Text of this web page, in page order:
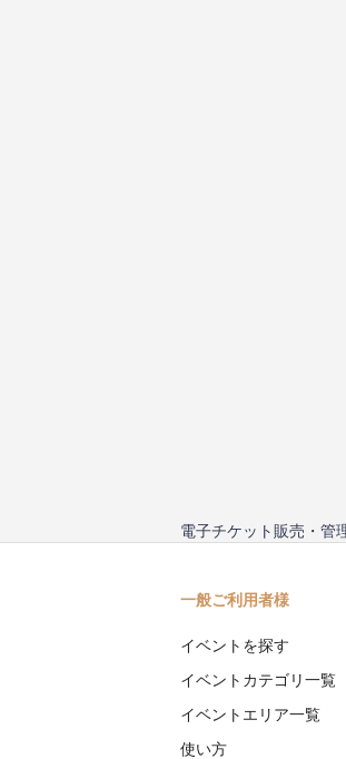
電子チケット販売・管
一般ご利用者様
イベントを探す
イベントカテゴリ一覧
イベントエリア一覧
使い方